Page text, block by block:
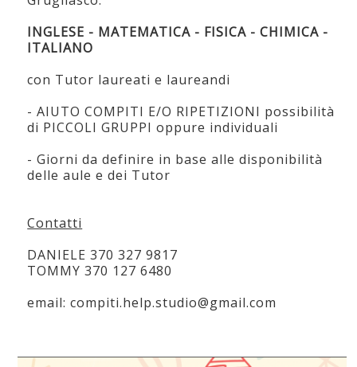
INGLESE - MATEMATICA - FISICA - CHIMICA -
ITALIANO
con Tutor laureati e laureandi
- AIUTO COMPITI E/O RIPETIZIONI possibilità
di PICCOLI GRUPPI oppure individuali
- Giorni da definire in base alle disponibilità
delle aule e dei Tutor
Contatti
DANIELE 370 327 9817
TOMMY 370 127 6480
email: compiti.help.studio@gmail.com